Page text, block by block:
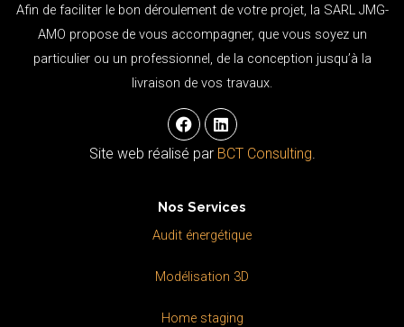
Afin de faciliter le bon déroulement de votre projet, la SARL JMG-
AMO propose de vous accompagner, que vous soyez un
particulier ou un professionnel, de la conception jusqu’à la
livraison de vos travaux.
F
a
c
e
o
k
L
i
n
k
i
n
Site web réalisé par BCT Consulting.
Nos Services
Audit énergétique
Modélisation 3D
Home staging